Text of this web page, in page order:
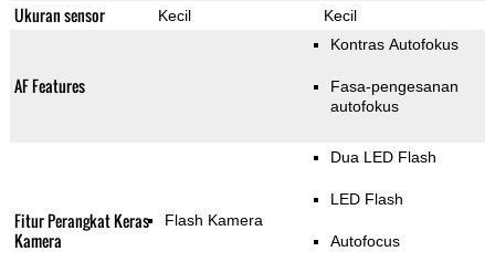
Ukuran sensor Kecil Kecil
AF Features
Kontras Autofokus
Fasa-pengesanan
autofokus
Fitur Perangkat Keras
Kamera
Flash Kamera
Dua LED Flash
LED Flash
Autofocus